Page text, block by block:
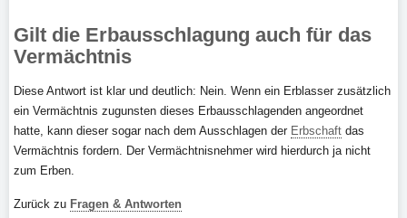
Gilt die Erbausschlagung auch für das
Vermächtnis
Diese Antwort ist klar und deutlich: Nein. Wenn ein Erblasser zusätzlich
ein Vermächtnis zugunsten dieses Erbausschlagenden angeordnet
hatte, kann dieser sogar nach dem Ausschlagen der Erbschaft das
Vermächtnis fordern. Der Vermächtnisnehmer wird hierdurch ja nicht
zum Erben.
Zurück zu Fragen & Antworten